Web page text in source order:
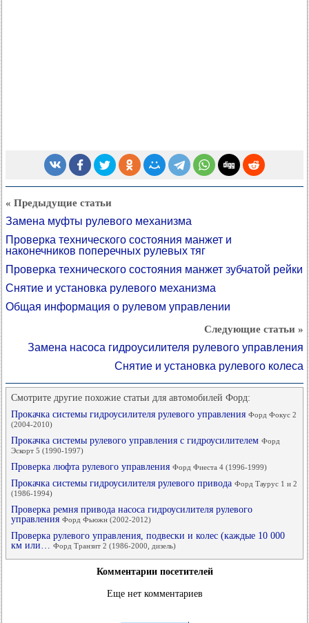
« Предыдущие статьи
Замена муфты рулевого механизма
Проверка технического состояния манжет и
наконечников поперечных рулевых тяг
Проверка технического состояния манжет зубчатой рейки
Снятие и установка рулевого механизма
Общая информация о рулевом управлении
Следующие статьи »
Замена насоса гидроусилителя рулевого управления
Снятие и установка рулевого колеса
Смотрите другие похожие статьи для автомобилей Форд:
Прокачка системы гидроусилителя рулевого управления Форд Фокус 2
(2004-2010)
Прокачка системы рулевого управления с гидроусилителем Форд
Эскорт 5 (1990-1997)
Проверка люфта рулевого управления Форд Фиеста 4 (1996-1999)
Прокачка системы гидроусилителя рулевого привода Форд Таурус 1 и 2
(1986-1994)
Проверка ремня привода насоса гидроусилителя рулевого
управления Форд Фьюжн (2002-2012)
Проверка рулевого управления, подвески и колес (каждые 10 000
км или… Форд Транзит 2 (1986-2000, дизель)
Комментарии посетителей
Еще нет комментариев